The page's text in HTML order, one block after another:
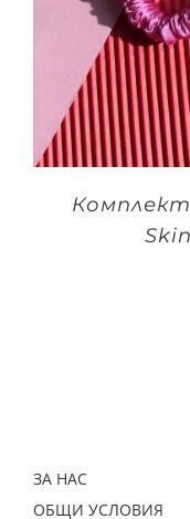
ЗА НАС
ОБЩИ УСЛОВИЯ